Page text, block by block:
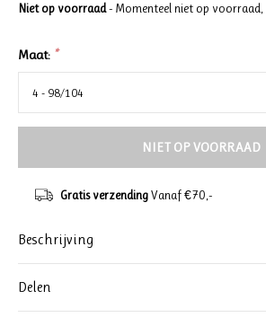
Niet op voorraad- Momenteel niet op
Maat: *
NIET OP VOORRAAD
Gratis verzendingVanaf €70,-
Beschrijving
Delen